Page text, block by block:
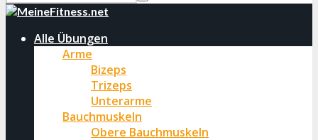
Alle Übungen
Arme
Bizeps
Trizeps
Unterarme
Bauchmuskeln
Obere Bauchmuskeln